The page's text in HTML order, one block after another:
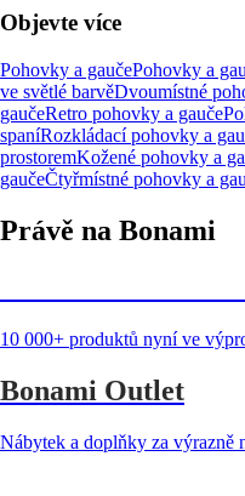
Objevte více
Pohovky a gaučePohovky a
ve světlé barvěDvoumístné
gaučeRetro pohovky a gauče
spaníRozkládací pohovky a
prostoremKožené pohovky a
gaučeČtyřmístné pohovky a
Právě na Bonami
10 000+ produktů nyní ve
Bonami Outlet
Nábytek a doplňky za výrazně